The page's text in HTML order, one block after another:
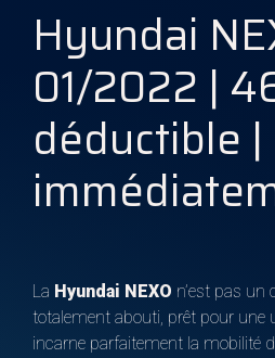
Hyundai
01/2022 |
déductible
La Hyundai NEXO n’est pas
totalement abouti, prêt pour une
incarne parfaitement la mobilité